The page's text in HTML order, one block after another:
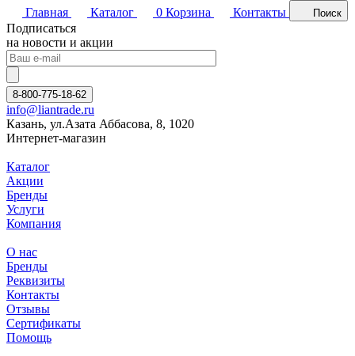
Главная
Каталог 0 Корзина Контакты Поиск
Подписаться
на новости и акции
8-800-775-18-62
info@liantrade.ru
Казань, ул.Азата Аббасова, 8, 1020
Интернет-магазин
Каталог
Акции
Бренды
Услуги
Компания
О нас
Бренды
Реквизиты
Контакты
Отзывы
Сертификаты
Помощь